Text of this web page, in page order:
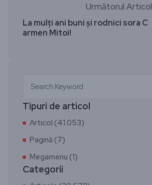
Următorul Articol
La mulți ani buni și rodnici sora C
armen Mitoi!
Tipuri de articol
Articol (41.053)
Pagină (7)
Megamenu (1)
Categorii